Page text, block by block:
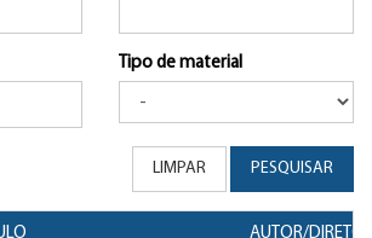
Tipo de material
LIMPAR PESQUISAR
AUTOR/